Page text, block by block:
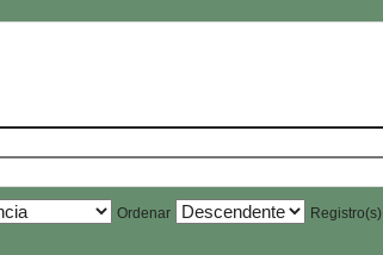
Ordenar Registro(s)